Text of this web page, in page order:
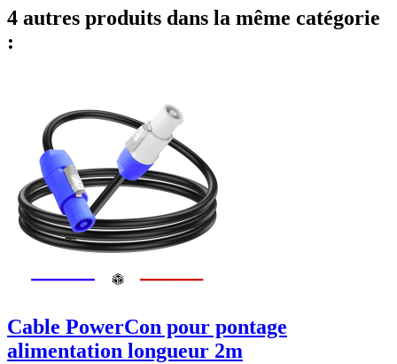
4 autres produits dans la même catégorie
:
Cable PowerCon pour pontage
alimentation longueur 2m